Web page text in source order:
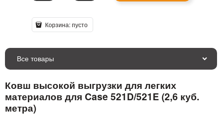
Корзина:пусто
Все товары
Ковш высокой выгрузки для легких
материалов для Case 521D/521E (2,6 куб.
метра)